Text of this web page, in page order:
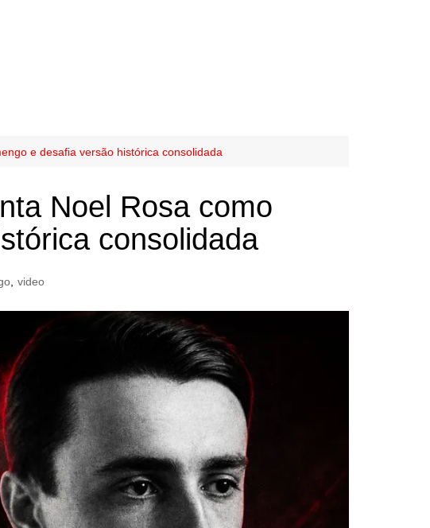
e desafia versão histórica consolidada
Noel Rosa como
consolidada
video